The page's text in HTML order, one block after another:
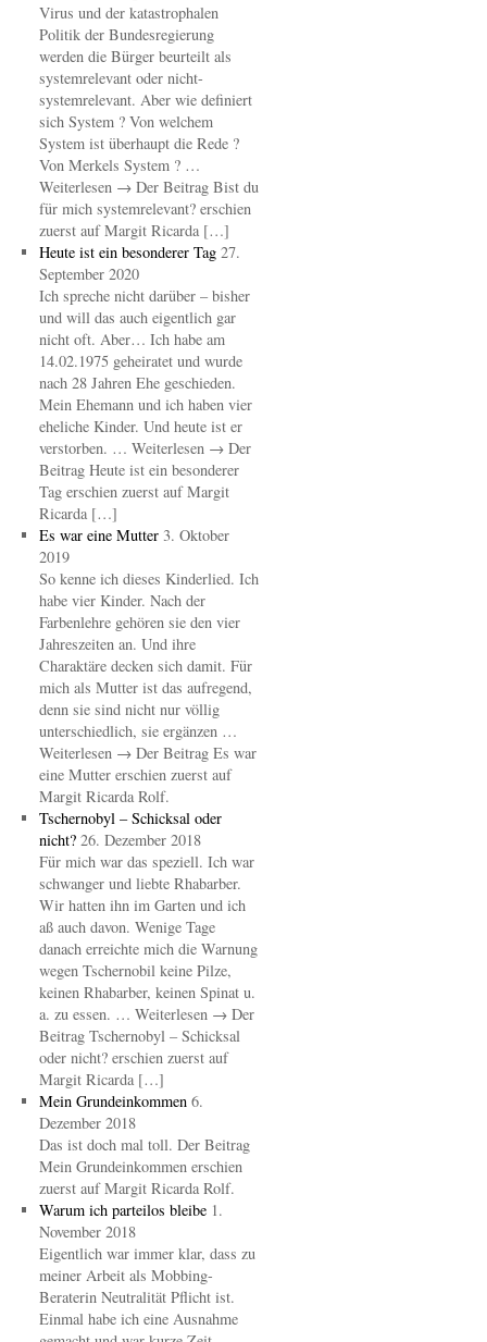
Virus und der katastrophalen
Politik der Bundesregierung
werden die Bürger beurteilt als
systemrelevant oder nicht-
systemrelevant. Aber wie definiert
sich System ? Von welchem
System ist überhaupt die Rede ?
Von Merkels System ? …
Weiterlesen → Der Beitrag Bist du
für mich systemrelevant? erschien
zuerst auf Margit Ricarda […]
Heute ist ein besonderer Tag 27.
September 2020
Ich spreche nicht darüber – bisher
und will das auch eigentlich gar
nicht oft. Aber… Ich habe am
14.02.1975 geheiratet und wurde
nach 28 Jahren Ehe geschieden.
Mein Ehemann und ich haben vier
eheliche Kinder. Und heute ist er
verstorben. … Weiterlesen → Der
Beitrag Heute ist ein besonderer
Tag erschien zuerst auf Margit
Ricarda […]
Es war eine Mutter 3. Oktober
2019
So kenne ich dieses Kinderlied. Ich
habe vier Kinder. Nach der
Farbenlehre gehören sie den vier
Jahreszeiten an. Und ihre
Charaktäre decken sich damit. Für
mich als Mutter ist das aufregend,
denn sie sind nicht nur völlig
unterschiedlich, sie ergänzen …
Weiterlesen → Der Beitrag Es war
eine Mutter erschien zuerst auf
Margit Ricarda Rolf.
Tschernobyl – Schicksal oder
nicht? 26. Dezember 2018
Für mich war das speziell. Ich war
schwanger und liebte Rhabarber.
Wir hatten ihn im Garten und ich
aß auch davon. Wenige Tage
danach erreichte mich die Warnung
wegen Tschernobil keine Pilze,
keinen Rhabarber, keinen Spinat u.
a. zu essen. … Weiterlesen → Der
Beitrag Tschernobyl – Schicksal
oder nicht? erschien zuerst auf
Margit Ricarda […]
Mein Grundeinkommen 6.
Dezember 2018
Das ist doch mal toll. Der Beitrag
Mein Grundeinkommen erschien
zuerst auf Margit Ricarda Rolf.
Warum ich parteilos bleibe 1.
November 2018
Eigentlich war immer klar, dass zu
meiner Arbeit als Mobbing-
Beraterin Neutralität Pflicht ist.
Einmal habe ich eine Ausnahme